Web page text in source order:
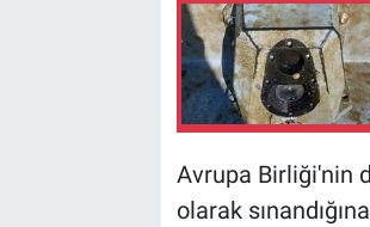
Avrupa Birliği'nin
olarak